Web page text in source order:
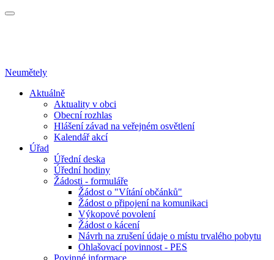
Neumětely
Aktuálně
Aktuality v obci
Obecní rozhlas
Hlášení závad na veřejném osvětlení
Kalendář akcí
Úřad
Úřední deska
Úřední hodiny
Žádosti - formuláře
Žádost o "Vítání občánků"
Žádost o připojení na komunikaci
Výkopové povolení
Žádost o kácení
Návrh na zrušení údaje o místu trvalého pobytu
Ohlašovací povinnost - PES
Povinné informace